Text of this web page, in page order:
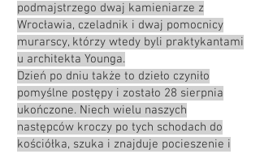
podmajstrzego dwaj kamieniarze z
Wrocławia, czeladnik i dwaj pomocnicy
murarscy, którzy wtedy byli praktykantami
u architekta Younga.
Dzień po dniu także to dzieło czyniło
pomyślne postępy i zostało 28 sierpnia
ukończone. Niech wielu naszych
następców kroczy po tych schodach do
kościółka, szuka i znajduje pocieszenie i